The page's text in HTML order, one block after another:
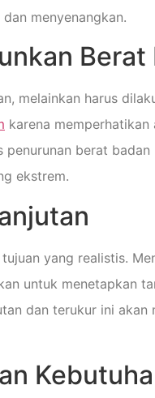
menyenangkan.
Berat
melainkan harus
karena
berat
ekstrem.
yang realistis.
untuk menetapkan
dan terukur ini